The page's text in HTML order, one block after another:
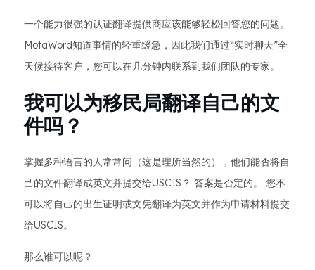
一个能力很强的认证翻译提供商应该能够轻松回答您的问题。
MotaWord知道事情的轻重缓急，因此我们通过“实时聊天”全
天候接待客户，您可以在几分钟内联系到我们团队的专家。
我可以为移民局翻译自己的文
件吗？
掌握多种语言的人常常问（这是理所当然的），他们能否将自
己的文件翻译成英文并提交给USCIS？ 答案是否定的。 您不
可以将自己的出生证明或文凭翻译为英文并作为申请材料提交
给USCIS。
那么谁可以呢？